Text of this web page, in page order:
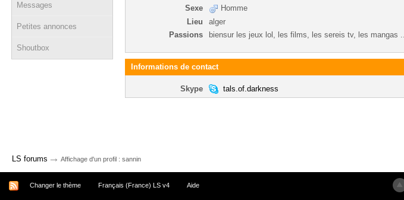
Messages
Petites annonces
Shoutbox
Sexe
Homme
Lieu
alger
Passions
biensur les jeux lol, les films, les sereis tv, les mangas ...
Informations de contact
Skype tals.of.darkness
LS forums → Affichage d'un profil : sannin
Changer le thème Français (France) LS v4 Aide